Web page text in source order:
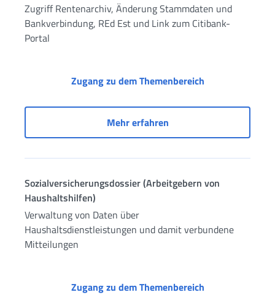
Zugriff Rentenarchiv, Änderung Stammdaten und
Bankverbindung, REd Est und Link zum Citibank-
Portal
Zugang zu dem ThemenbereichDienste für
Mehr erfahrenDienste für Konsulate
Sozialversicherungsdossier (Arbeitgebern von
Haushaltshilfen)
Verwaltung von Daten über
Haushaltsdienstleistungen und damit verbundene
Mitteilungen
Zugang zu dem Themenbereich